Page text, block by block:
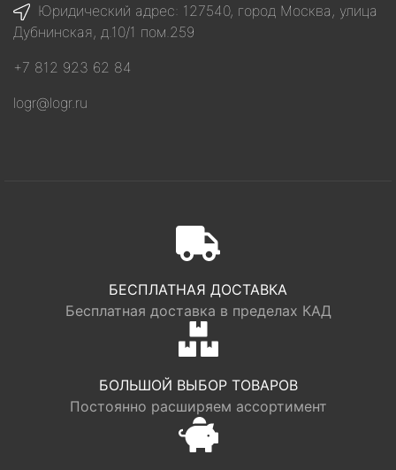
Юридический адрес: 127540, город Москва, улица
Дубнинская, д.10/1 пом.259
+7 812 923 62 84
logr@logr.ru
БЕСПЛАТНАЯ ДОСТАВКА
Бесплатная доставка в пределах КАД
БОЛЬШОЙ ВЫБОР ТОВАРОВ
Постоянно расширяем ассортимент